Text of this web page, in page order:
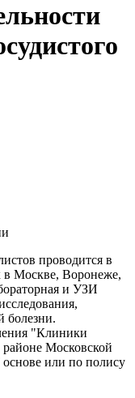
проводится в
в Москве, Воронеже,
и УЗИ
болезни.
"Клиники
Московской
или по полису